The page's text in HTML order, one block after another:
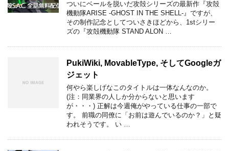
ついにベールを脱いだ攻殻シリーズの最新作『攻殻
機動隊ARISE -GHOST IN THE SHELL-』ですが、
その制作記念としてついさきほどから、1stシリー
ズの『攻殻機動隊 STAND ALON …
PukiWiki, MovableType, そしてGoogleガ
ジェット
何やら楽しげなこのタイトルは一体なんなのか。
(注：同業界の人しか分からないと思います
が・・・) 正解は今週俺がやっている仕事の一部で
す。 前職の同僚に「お前は遊んでいるのか？」と疑
われそうです。 い …